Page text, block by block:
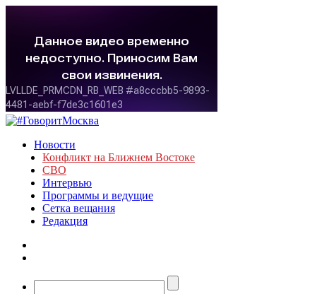
Новости
Конфликт на Ближнем Востоке
СВО
Интервью
Программы и ведущие
Сетка вещания
Редакция